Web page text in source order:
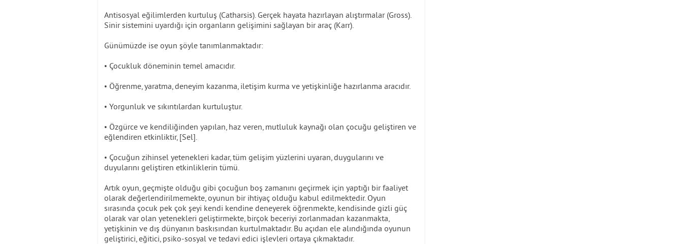
Antisosyal eğilimlerden kurtuluş (Catharsis). Gerçek hayata hazırlayan alıştırmalar (Gross).
Sinir sistemini uyardığı için organların gelişimini sağlayan bir araç (Karr).
Günümüzde ise oyun şöyle tanımlanmaktadır:
• Çocukluk döneminin temel amacıdır.
• Öğrenme, yaratma, deneyim kazanma, iletişim kurma ve yetişkinliğe hazırlanma aracıdır.
• Yorgunluk ve sıkıntılardan kurtuluştur.
• Özgürce ve kendiliğinden yapılan, haz veren, mutluluk kaynağı olan çocuğu geliştiren ve
eğlendiren etkinliktir, [Sel].
• Çocuğun zihinsel yetenekleri kadar, tüm gelişim yüzlerini uyaran, duygularını ve
duyularını geliştiren etkinliklerin tümü.
Artık oyun, geçmişte olduğu gibi çocuğun boş zamanını geçirmek için yaptığı bir faaliyet
olarak değerlendirilmemekte, oyunun bir ihtiyaç olduğu kabul edilmektedir. Oyun
sırasında çocuk pek çok şeyi kendi kendine deneyerek öğrenmekte, kendisinde gizli güç
olarak var olan yetenekleri geliştirmekte, birçok beceriyi zorlanmadan kazanmakta,
yetişkinin ve dış dünyanın baskısından kurtulmaktadır. Bu açıdan ele alındığında oyunun
geliştirici, eğitici, psiko-sosyal ve tedavi edici işlevleri ortaya çıkmaktadır.